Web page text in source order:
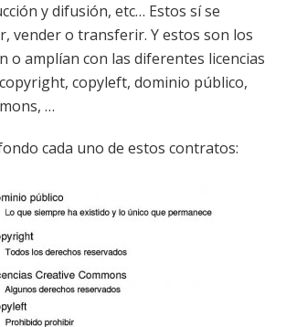
y difusión, etc… Estos sí se
vender o transferir. Y estos son los
o amplían con las diferentes licencias
copyleft, dominio público,
…
cada uno de estos contratos: